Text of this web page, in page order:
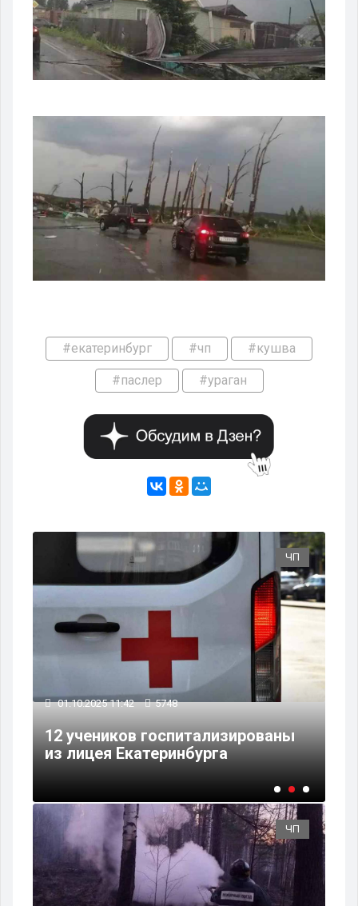
#екатеринбург #чп #кушва
#паслер #ураган
ЧП
6867
Госпитализация 12 человек в
Екатеринбурге после выпускного
в кафе
ЧП